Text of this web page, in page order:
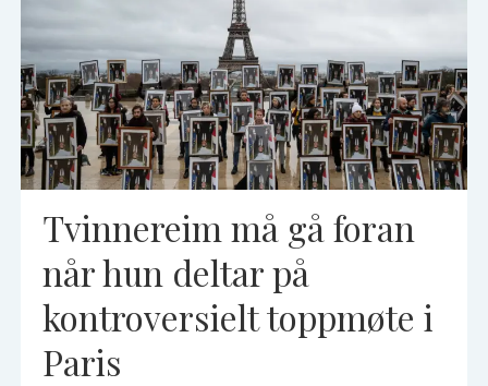
Tvinnereim må gå foran
når hun deltar på
kontroversielt toppmøte i
Paris